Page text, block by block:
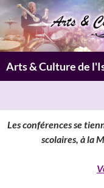
Aller
au
contenu
Arts & Culture de
Les conférences se
scolaires, à la